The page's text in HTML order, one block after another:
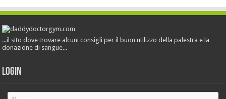
...il sito dove trovare alcuni consigli per il buon utilizzo della palestra e la
donazione di sangue...
Login